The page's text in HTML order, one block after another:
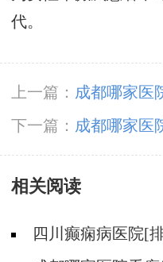
代。
上一篇： 成都哪家医
因都有那些?
下一篇： 成都哪家医
治疗？
相关阅读
四川癫痫病医院[